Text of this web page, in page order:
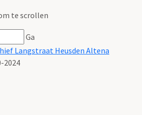
te scrollen
Ga
Langstraat Heusden Altena
2024